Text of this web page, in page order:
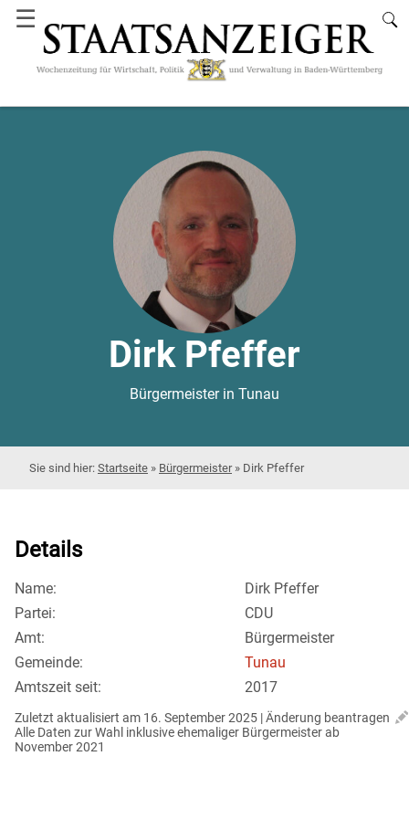
☰
Dirk Pfeffer
Bürgermeister in Tunau
Startseite » Bürgermeister» Dirk Pfeffer
Details
Name:
Dirk Pfeffer
Partei:
CDU
Amt:
Bürgermeister
Gemeinde:
Tunau
Amtszeit seit:
2017
Zuletzt aktualisiert am 16. September 2025 | Änderung beantragen
Alle Daten zur Wahl inklusive ehemaliger Bürgermeister ab
November 2021